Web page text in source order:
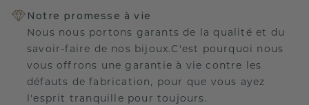
Notre promesse à vie
Nous nous portons garants de la qualité et du
savoir-faire de nos bijoux.C'est pourquoi nous
vous offrons une garantie à vie contre les
défauts de fabrication, pour que vous ayez
l'esprit tranquille pour toujours.